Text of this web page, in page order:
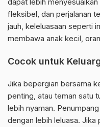
dapat lebih
fleksibel, dan perjalanan
jauh, keleluasaan seperti
membawa anak kecil,
Cocok untuk
Jika bepergian bersama
penting, atau teman satu
lebih nyaman.
dengan lebih leluasa.